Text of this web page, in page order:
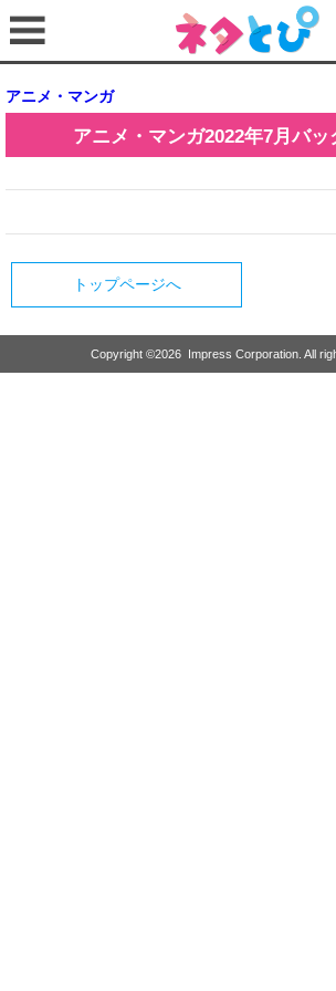
アニメ・マンガ
アニメ・マンガ2022年7月バッ
トップページへ
Copyright ©2026 Impress Corporation. All